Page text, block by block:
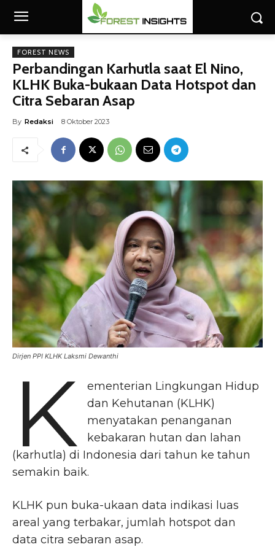
FOREST NEWS
Perbandingan Karhutla saat El Nino,
KLHK Buka-bukaan Data Hotspot dan
Citra Sebaran Asap
By Redaksi 8 Oktober 2023
Dirjen PPI KLHK Laksmi Dewanthi
K
ementerian Lingkungan Hidup
dan Kehutanan (KLHK)
menyatakan penanganan
kebakaran hutan dan lahan
(karhutla) di Indonesia dari tahun ke tahun
semakin baik.
KLHK pun buka-ukaan data indikasi luas
areal yang terbakar, jumlah hotspot dan
data citra sebaran asap.